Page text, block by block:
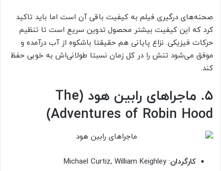
صحنه‌های درگیری فیلم به کیفیت باقی آن است اما باید تاکید
کرد که این کیفیت بیشتر محصول تدوین سریع است تا تنظیم
حرکات فیزیکی. نزاع پایانی هم حقیقتا باشکوه از آب درآمده و
موفق می‌شود تنش را در کل زمان نسبتا طولانی‌اش به خوبی حفظ
کند.
۵. ماجراهای رابین هود (The
Adventures of Robin Hood)
کارگردان: Michael Curtiz, William Keighley